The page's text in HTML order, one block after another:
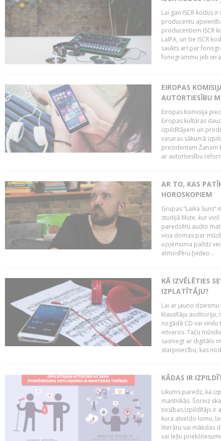
Lai gan ISCR kodus
producentu
producentiem ISCR
LaIPA, un šie ISCR
saukts arī par
fonogrammu jeb
EIROPAS
AUTORTIESĪBU
Eiropas Komisija
Eiropas kultūras
izpildītājiem un
vasaras sākumā
prezidentam Žanam
ar autortiesību
AR TO, KAS
HOROSKOPIEM
Grupas “Laika
studijā Mute, kur
paredzētu audio
viņa domas par
uzņēmuma palīdz
atmosfēru.[video...
KĀ IZVĒLĒTIES
IZPLATĪTĀJU?
Lai ar jauno
klausītāju auditoriju,
nogādā CD vai
ietvaros. Taču
sasniegt ar digitālo
starpniecību, kas
KĀDAS IR
Likums paredz, ka
mantiskās. Šoreiz
tiesības.Izpildītājs ir
kura atveido lomu,
literāru vai mākslas
vai leļļu